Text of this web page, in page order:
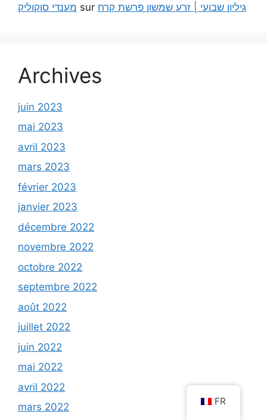
מענדי סוקוליק sur גיליון שבועי | זרע שמשון פרשת קרח
Archives
juin 2023
mai 2023
avril 2023
mars 2023
février 2023
janvier 2023
décembre 2022
novembre 2022
octobre 2022
septembre 2022
août 2022
juillet 2022
juin 2022
mai 2022
avril 2022
mars 2022
FR